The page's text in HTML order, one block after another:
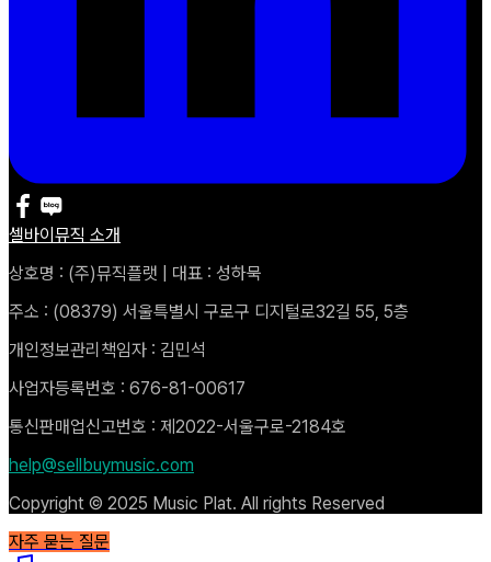
셀바이뮤직 소개
상호명 : (주)뮤직플랫 | 대표 : 성하묵
주소 : (08379) 서울특별시 구로구 디지털로32길 55, 5층
개인정보관리책임자 : 김민석
사업자등록번호 : 676-81-00617
통신판매업신고번호 : 제2022-서울구로-2184호
help@sellbuymusic.com
Copyright © 2025 Music Plat. All rights Reserved
자주 묻는 질문